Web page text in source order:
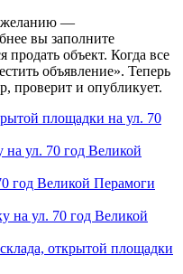
желанию —
вы заполните
продать объект. Когда все
объявление». Теперь
проверит и опубликует.
площадки на ул. 70
ул. 70 год Великой
год Великой Перамоги
на ул. 70 год Великой
открытой площадки